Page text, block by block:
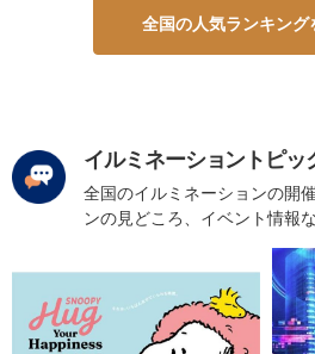
全国の人気ランキング
イルミネーショントピッ
全国のイルミネーションの開
ンの見どころ、イベント情報